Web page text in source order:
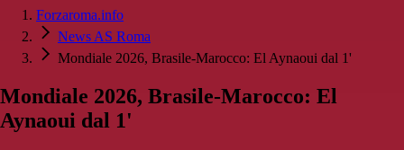
Forzaroma.info
News AS Roma
Mondiale 2026, Brasile-Marocco: El Aynaoui dal 1'
Mondiale 2026, Brasile-Marocco: El
Aynaoui dal 1'